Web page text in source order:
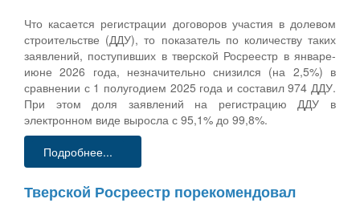
Что касается регистрации договоров участия в долевом
строительстве (ДДУ), то показатель по количеству таких
заявлений, поступивших в тверской Росреестр в январе-
июне 2026 года, незначительно снизился (на 2,5%) в
сравнении с 1 полугодием 2025 года и составил 974 ДДУ.
При этом доля заявлений на регистрацию ДДУ в
электронном виде выросла с 95,1% до 99,8%.
Подробнее...
Тверской Росреестр порекомендовал